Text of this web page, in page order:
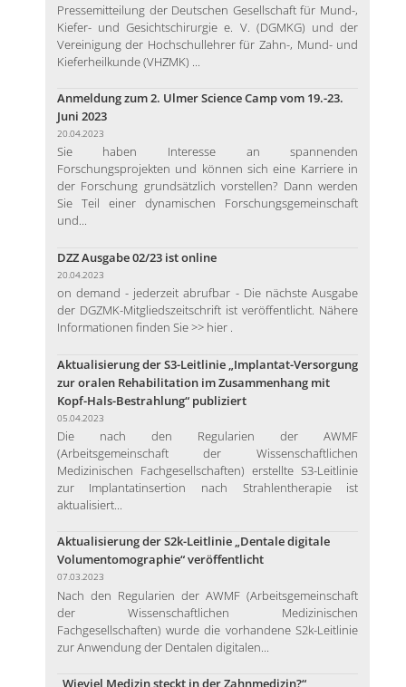
Pressemitteilung der Deutschen Gesellschaft für Mund-,
Kiefer- und Gesichtschirurgie e. V. (DGMKG) und der
Vereinigung der Hochschullehrer für Zahn-, Mund- und
Kieferheilkunde (VHZMK) ...
Anmeldung zum 2. Ulmer Science Camp vom 19.-23.
Juni 2023
20.04.2023
Sie haben Interesse an spannenden
Forschungsprojekten und können sich eine Karriere in
der Forschung grundsätzlich vorstellen? Dann werden
Sie Teil einer dynamischen Forschungsgemeinschaft
und...
DZZ Ausgabe 02/23 ist online
20.04.2023
on demand - jederzeit abrufbar - Die nächste Ausgabe
der DGZMK-Mitgliedszeitschrift ist veröffentlicht. Nähere
Informationen finden Sie >> hier .
Aktualisierung der S3-Leitlinie „Implantat-Versorgung
zur oralen Rehabilitation im Zusammenhang mit
Kopf-Hals-Bestrahlung“ publiziert
05.04.2023
Die nach den Regularien der AWMF
(Arbeitsgemeinschaft der Wissenschaftlichen
Medizinischen Fachgesellschaften) erstellte S3-Leitlinie
zur Implantatinsertion nach Strahlentherapie ist
aktualisiert...
Aktualisierung der S2k-Leitlinie „Dentale digitale
Volumentomographie“ veröffentlicht
07.03.2023
Nach den Regularien der AWMF (Arbeitsgemeinschaft
der Wissenschaftlichen Medizinischen
Fachgesellschaften) wurde die vorhandene S2k-Leitlinie
zur Anwendung der Dentalen digitalen...
„Wieviel Medizin steckt in der Zahnmedizin?“